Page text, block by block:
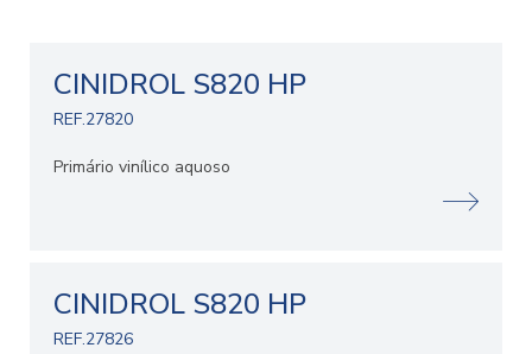
CINIDROL S820 HP
REF.27820
Primário vinílico aquoso
CINIDROL S820 HP
REF.27826